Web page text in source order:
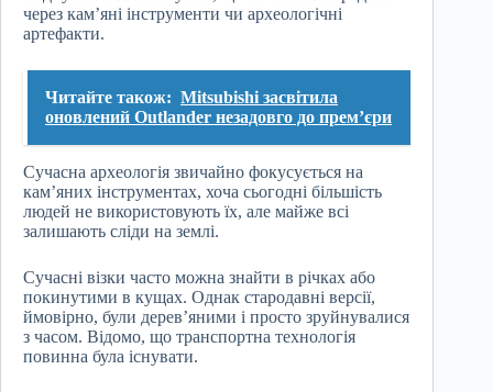
через кам’яні інструменти чи археологічні
артефакти.
Читайте також: Mitsubishi засвітила
оновлений Outlander незадовго до прем’єри
Сучасна археологія звичайно фокусується на
кам’яних інструментах, хоча сьогодні більшість
людей не використовують їх, але майже всі
залишають сліди на землі.
Сучасні візки часто можна знайти в річках або
покинутими в кущах. Однак стародавні версії,
ймовірно, були дерев’яними і просто зруйнувалися
з часом. Відомо, що транспортна технологія
повинна була існувати.